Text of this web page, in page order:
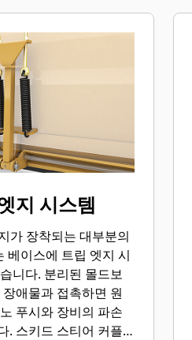
지 시스템
가 장착되는 대부분의
베이스에 트립 엣지 시
니다. 분리된 몰드보
애물과 접촉하면 원
푸시와 장비의 파손
. 스키드 스티어 커플